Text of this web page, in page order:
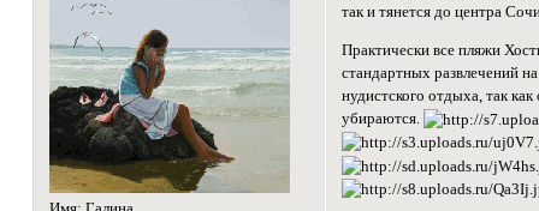
так и тянется до центра
Практически все пляжи
стандартных развлечений
нудистского отдыха, так
убираются.